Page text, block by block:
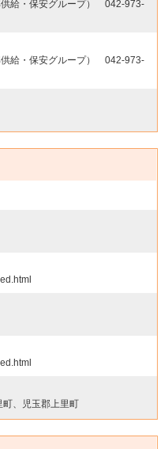
供給・保安グループ）042-973-
供給・保安グループ）042-973-
、児玉郡上里町